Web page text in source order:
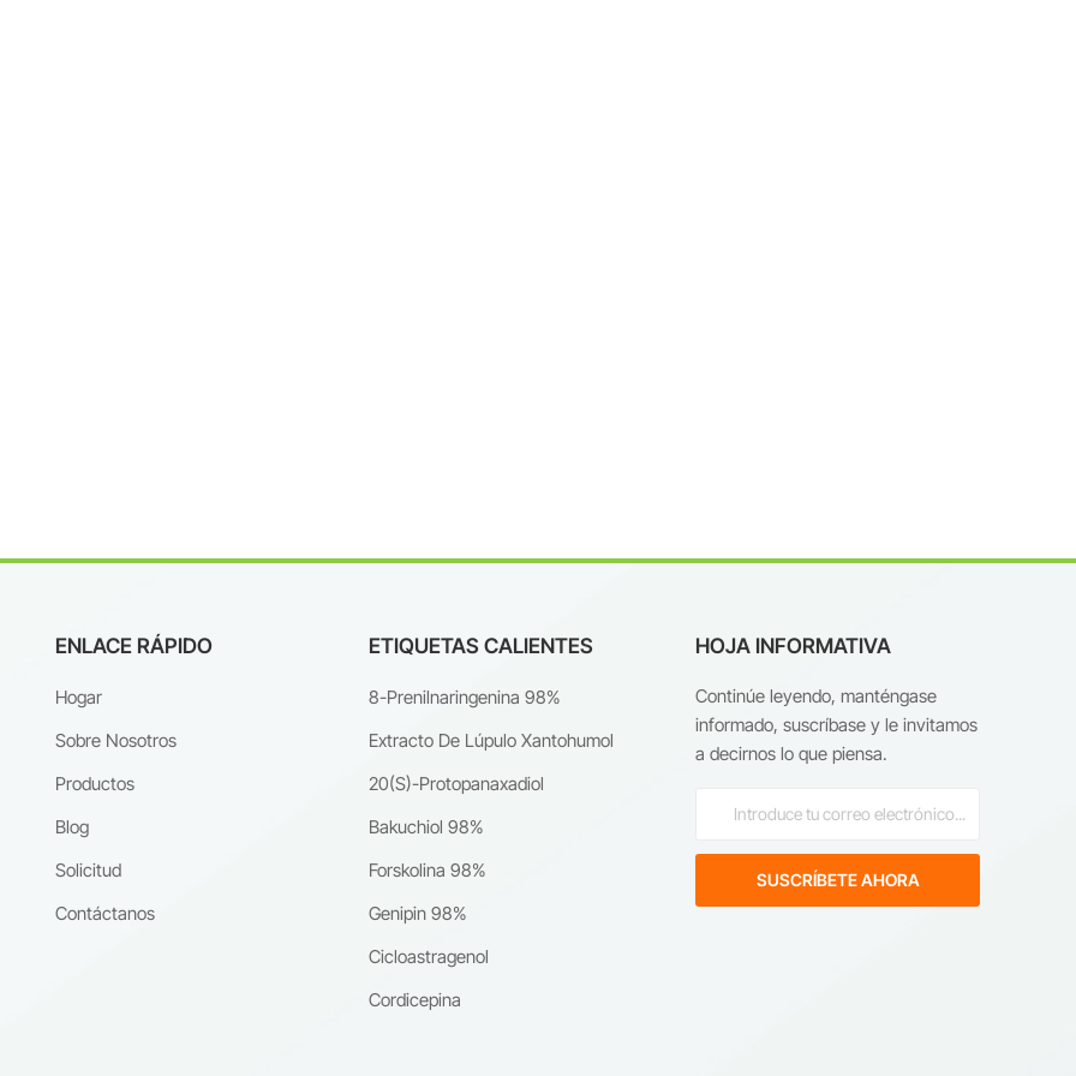
ENLACE RÁPIDO
Hogar
Sobre Nosotros
Productos
Blog
Solicitud
Contáctanos
ETIQUETAS CALIENTES
8-Prenilnaringenina 98%
Extracto De Lúpulo Xantohumol
20(S)-Protopanaxadiol
Bakuchiol 98%
Forskolina 98%
Genipin 98%
Cicloastragenol
Cordicepina
HOJA INFORMATIVA
Continúe leyendo, manténgase
informado, suscríbase y le invitamos
a decirnos lo que piensa.